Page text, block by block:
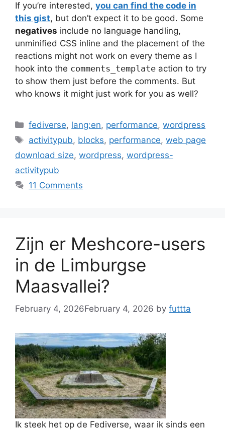
If you’re interested, you can find the code in
this gist, but don’t expect it to be good. Some
negatives include no language handling,
unminified CSS inline and the placement of the
reactions might not work on every theme as I
hook into the comments_template action to try
to show them just before the comments. But
who knows it might just work for you as well?
Categories
fediverse, lang:en, performance,wordpress
Tags
activitypub, blocks, performance,web page
download size, wordpress, wordpress-
activitypub
11 Comments
Zijn er Meshcore-users
in de Limburgse
Maasvallei?
February 4, 2026February 4, 2026 by futtta
Ik steek het op de Fediverse, waar ik sinds een